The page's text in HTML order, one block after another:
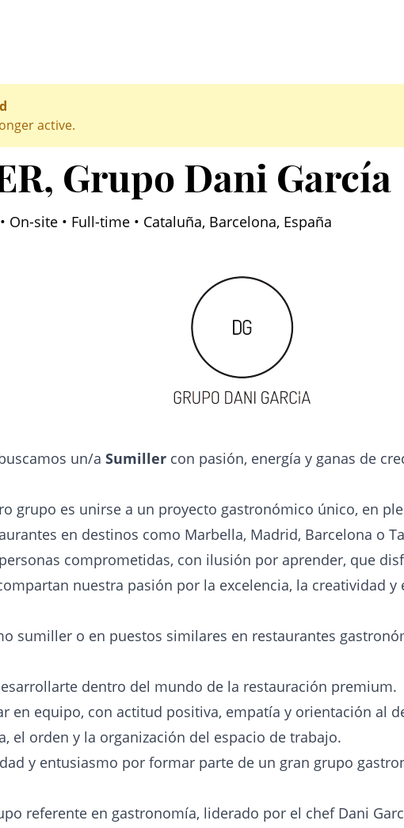
active.
, Grupo Dani García
site • Full-time • Cataluña, Barcelona, España
un/a Sumiller con pasión, energía y ganas de
grupo es unirse a un proyecto gastronómico único, en
en destinos como Marbella, Madrid, Barcelona o
comprometidas, con ilusión por aprender, que
nuestra pasión por la excelencia, la creatividad y
sumiller o en puestos similares en restaurantes
dentro del mundo de la restauración premium.
en equipo, con actitud positiva, empatía y orientación al
el orden y la organización del espacio de trabajo.
y entusiasmo por formar parte de un gran grupo
referente en gastronomía, liderado por el chef Dani